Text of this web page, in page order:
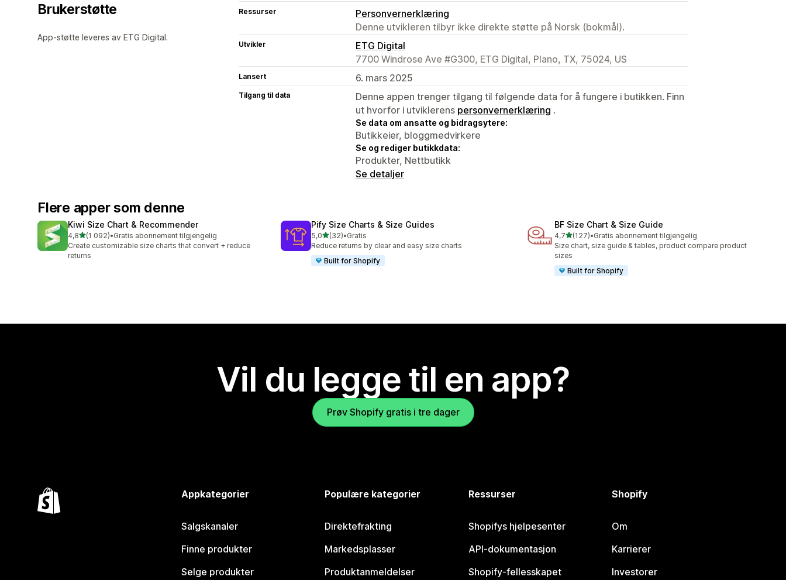
Brukerstøtte
App-støtte leveres av ETG Digital.
Ressurser
Personvernerklæring
Denne utvikleren tilbyr ikke direkte støtte på Norsk (bokmål).
Utvikler
ETG Digital
7700 Windrose Ave #G300, ETG Digital, Plano, TX, 75024, US
Lansert 6. mars 2025
Tilgang til data
Denne appen trenger tilgang til følgende data for å fungere i butikken. Finn
ut hvorfor i utviklerens personvernerklæring .
Se data om ansatte og bidragsytere:
Butikkeier, bloggmedvirkere
Se og rediger butikkdata:
Produkter, Nettbutikk
Se detaljer
Flere apper som denne
Kiwi Size Chart & Recommender
4,8av 5 stjerner
(1 092)
Totalt 1092 omtaler
•Gratis abonnement tilgjengelig
Create customizable size charts that convert + reduce
returns
Pify Size Charts & Size Guides
5,0av 5 stjerner
(32)
Totalt 32 omtaler
•Gratis
Reduce returns by clear and easy size charts
Built for Shopify
BF Size Chart & Size Guide
4,7av 5 stjerner
(127)
Totalt 127 omtaler
•Gratis abonnement tilgjengelig
Size chart, size guide & tables, product compare product
sizes
Built for Shopify
Vil du legge til en app?
Prøv Shopify gratis i tre dager
Appkategorier
Salgskanaler
Finne produkter
Selge produkter
Populære kategorier
Direktefrakting
Markedsplasser
Produktanmeldelser
Ressurser
Shopifys hjelpesenter
API-dokumentasjon
Shopify-fellesskapet
Shopify
Om
Karrierer
Investorer